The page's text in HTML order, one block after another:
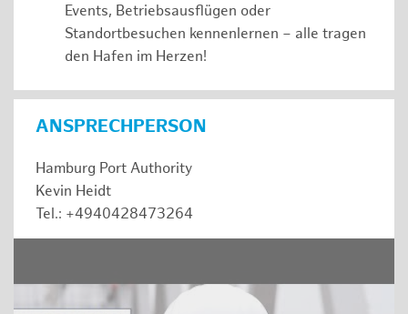
Events, Betriebsausflügen oder
Standortbesuchen kennenlernen – alle tragen
den Hafen im Herzen!
ANSPRECHPERSON
Hamburg Port Authority
Kevin Heidt
Tel.: +4940428473264